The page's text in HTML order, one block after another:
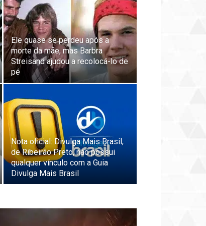
Ele quase se perdeu após a
morte da mãe, mas Barbra
Streisand ajudou a recolocá-lo de
pé
Nota oficial: Divulga Mais Brasil,
de Ribeirão Preto, não possui
qualquer vínculo com a Guia
Divulga Mais Brasil